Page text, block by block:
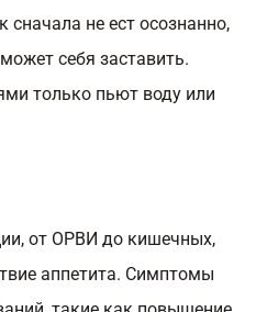
сначала не ест осознанно,
себя заставить.
только пьют воду или
от ОРВИ до кишечных,
аппетита. Симптомы